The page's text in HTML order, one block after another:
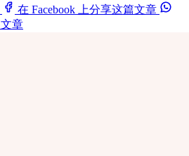
在 Facebook 上分享这篇文章
章